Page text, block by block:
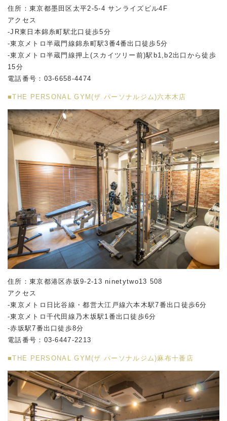
住所：東京都墨田区太平2-5-4 サンライズビル4F
アクセス
-JR東日本錦糸町駅北口徒歩5分
-東京メトロ半蔵門線錦糸町駅3番4番出口徒歩5分
-東京メトロ半蔵門線押上(スカイツリー前)駅b1,b2出口から徒歩
15分
電話番号：03-6658-4474
■THE PERSONAL GYM(ザ パーソナルジム)六本木店
住所：東京都港区赤坂9-2-13 ninetytwo13 508
アクセス
-東京メトロ日比谷線・都営大江戸線六本木駅7番出口徒歩6分
-東京メトロ千代田線乃木坂駅 1 番出口徒歩6分
-赤坂駅7番出口徒歩8分
電話番号： 03-6447-2213
■THE PERSONAL GYM(ザ パーソナルジム)麻布十番店